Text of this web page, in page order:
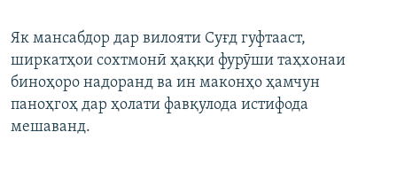
Як мансабдор дар вилояти Суғд гуфтааст,
ширкатҳои сохтмонӣ ҳаққи фурӯши таҳхонаи
биноҳоро надоранд ва ин маконҳо ҳамчун
паноҳгоҳ дар ҳолати фавқулода истифода
мешаванд.